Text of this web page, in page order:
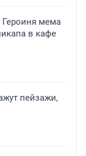
Героиня мема
в кафе
пейзажи,